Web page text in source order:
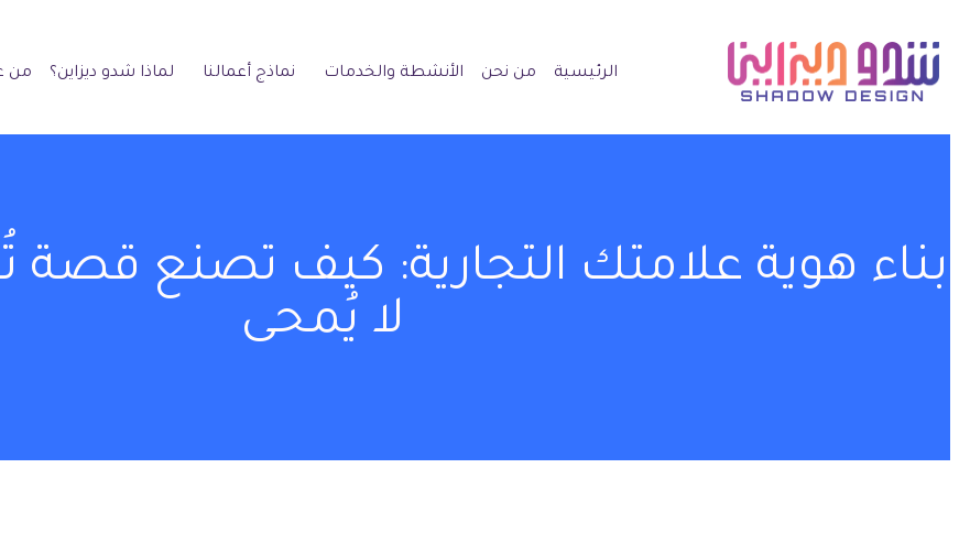
الرئيسية من نحن الأنشطة والخدمات نماذج أعمالنا لماذا شدو ديزاين؟ من
بناء هوية علامتك التجارية: كيف تصنع قصة
لا يُمحى